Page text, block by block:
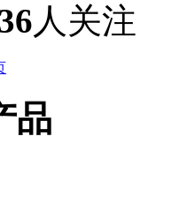
人关注
品